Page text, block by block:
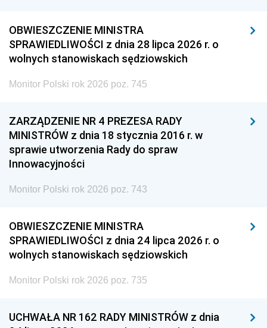
OBWIESZCZENIE MINISTRA
SPRAWIEDLIWOŚCI z dnia 28 lipca 2026 r. o
wolnych stanowiskach sędziowskich
Monitor Polski rok 2026 poz. 745
ZARZĄDZENIE NR 4 PREZESA RADY
MINISTRÓW z dnia 18 stycznia 2016 r. w
sprawie utworzenia Rady do spraw
Innowacyjności
Monitor Polski rok 2026 poz. 743
OBWIESZCZENIE MINISTRA
SPRAWIEDLIWOŚCI z dnia 24 lipca 2026 r. o
wolnych stanowiskach sędziowskich
Monitor Polski rok 2026 poz. 735
UCHWAŁA NR 162 RADY MINISTRÓW z dnia